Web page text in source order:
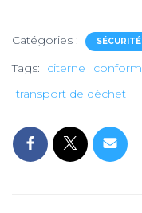
Catégories : SÉCURITÉ
Tags: citerne
transport de déchet